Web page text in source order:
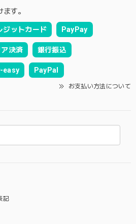
す。
ジットカード PayPay
決済 銀行振込
easy PayPal
お支払い方法について
記